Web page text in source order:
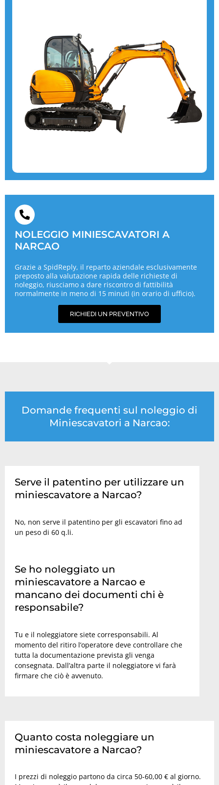
NOLEGGIO MINIESCAVATORI A
NARCAO
Grazie a SpidReply, il reparto aziendale esclusivamente
preposto alla valutazione rapida delle richieste di
noleggio, riusciamo a dare riscontro di fattibilità
normalmente in meno di 15 minuti (in orario di ufficio).
RICHIEDI UN PREVENTIVO
Domande frequenti sul noleggio di
Miniescavatori a Narcao:
Serve il patentino per utilizzare un
miniescavatore a Narcao?
No, non serve il patentino per gli escavatori fino ad
un peso di 60 q.li.
Se ho noleggiato un
miniescavatore a Narcao e
mancano dei documenti chi è
responsabile?
Tu e il noleggiatore siete corresponsabili. Al
momento del ritiro l’operatore deve controllare che
tutta la documentazione prevista gli venga
consegnata. Dall’altra parte il noleggiatore vi farà
firmare che ciò è avvenuto.
Quanto costa noleggiare un
miniescavatore a Narcao?
I prezzi di noleggio partono da circa 50-60,00 € al giorno.